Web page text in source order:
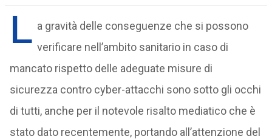
L a gravità delle conseguenze che si possono
verificare nell’ambito sanitario in caso di
mancato rispetto delle adeguate misure di
sicurezza contro cyber-attacchi sono sotto gli occhi
di tutti, anche per il notevole risalto mediatico che è
stato dato recentemente, portando all’attenzione del